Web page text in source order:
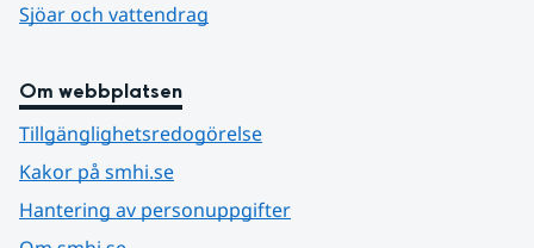
Sjöar och vattendrag
Om webbplatsen
Tillgänglighetsredogörelse
Kakor på smhi.se
Hantering av personuppgifter